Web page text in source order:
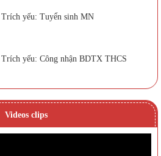
yếu: Tuyển sinh MN
yếu: Công nhận BDTX THCS
Videos clips